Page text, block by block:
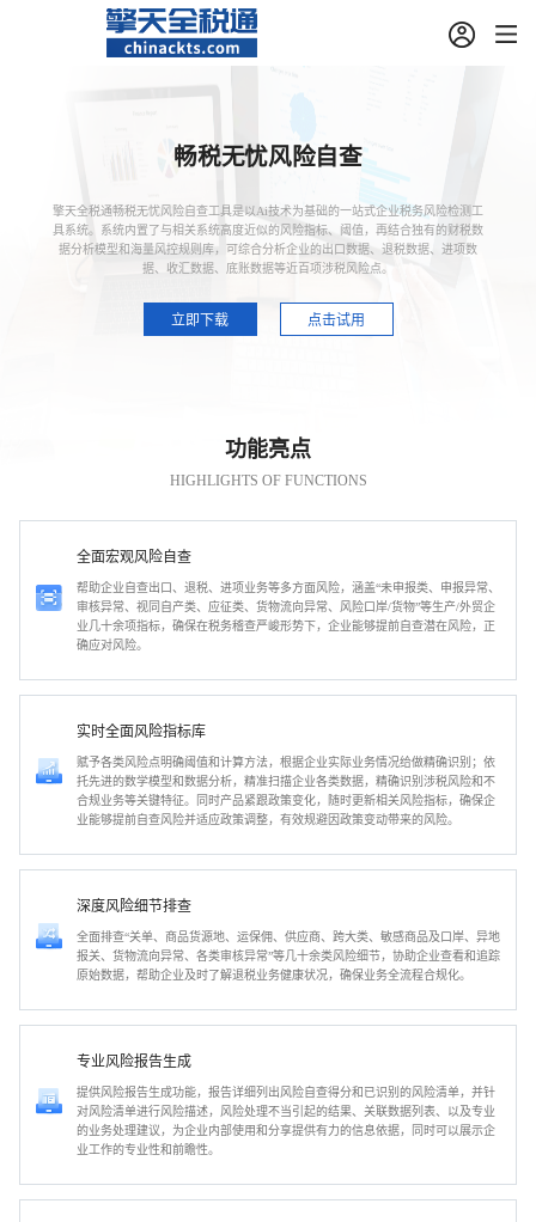
畅税无忧风险自查
擎天全税通畅税无忧风险自查工具是以Ai技术为基础的一站式企业税务风险检测工
具系统。系统内置了与相关系统高度近似的风险指标、阈值，再结合独有的财税数
据分析模型和海量风控规则库，可综合分析企业的出口数据、退税数据、进项数
据、收汇数据、底账数据等近百项涉税风险点。
立即下载 点击试用
功能亮点
HIGHLIGHTS OF FUNCTIONS
全面宏观风险自查
帮助企业自查出口、退税、进项业务等多方面风险，涵盖“未申报类、申报异常、
审核异常、视同自产类、应征类、货物流向异常、风险口岸/货物”等生产/外贸企
业几十余项指标，确保在税务稽查严峻形势下，企业能够提前自查潜在风险，正
确应对风险。
实时全面风险指标库
赋予各类风险点明确阈值和计算方法，根据企业实际业务情况给做精确识别；依
托先进的数学模型和数据分析，精准扫描企业各类数据，精确识别涉税风险和不
合规业务等关键特征。同时产品紧跟政策变化，随时更新相关风险指标，确保企
业能够提前自查风险并适应政策调整，有效规避因政策变动带来的风险。
深度风险细节排查
全面排查“关单、商品货源地、运保佣、供应商、跨大类、敏感商品及口岸、异地
报关、货物流向异常、各类审核异常”等几十余类风险细节，协助企业查看和追踪
原始数据，帮助企业及时了解退税业务健康状况，确保业务全流程合规化。
专业风险报告生成
提供风险报告生成功能，报告详细列出风险自查得分和已识别的风险清单，并针
对风险清单进行风险描述，风险处理不当引起的结果、关联数据列表、以及专业
的业务处理建议，为企业内部使用和分享提供有力的信息依据，同时可以展示企
业工作的专业性和前瞻性。